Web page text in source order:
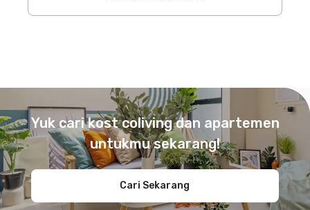
Yuk cari kost coliving dan apartemen
untukmu sekarang!
Cari Sekarang